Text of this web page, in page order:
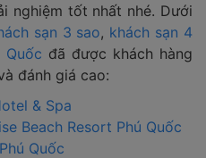
nghiệm tốt nhất nhé. Dưới
sạn 3 sao, khách sạn 4
Quốc đã được khách hàng
đánh giá cao:
& Spa
Beach Resort Phú Quốc
Quốc